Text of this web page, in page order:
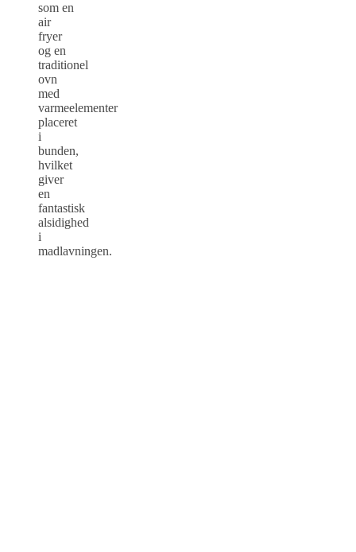
som en
air
fryer
og en
traditionel
ovn
med
varmeelementer
placeret
i
bunden,
hvilket
giver
en
fantastisk
alsidighed
i
madlavningen.